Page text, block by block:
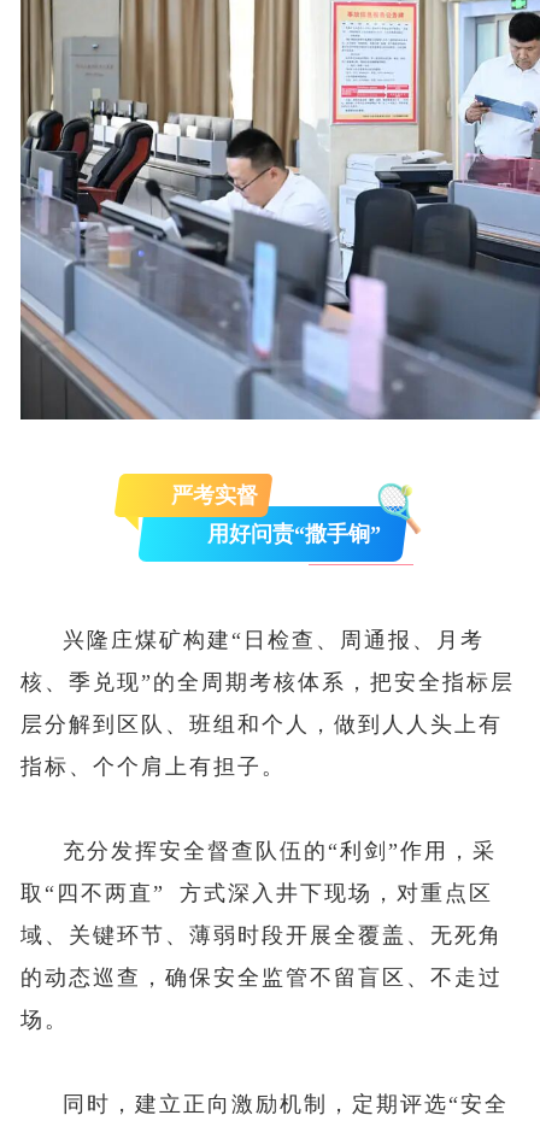
严考实督
用好问责“撒手锏”
兴隆庄煤矿构建“日检查、周通报、月考
核、季兑现”的全周期考核体系，把安全指标层
层分解到区队、班组和个人，做到人人头上有
指标、个个肩上有担子。
充分发挥安全督查队伍的“利剑”作用，采
取 “四不两直”
方式深入井下现场，对重点区
域、关键环节、薄弱时段开展全覆盖、无死角
的动态巡查，确保安全监管不留盲区、不走过
场。
同时，建立正向激励机制，定期评选“安全